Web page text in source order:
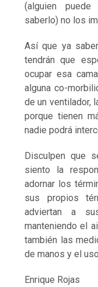
(alguien
saberlo) no los
Así que ya
tendrán que
ocupar esa
alguna co-
de un ventilador,
porque tienen
nadie podrá
Disculpen que
siento la
adornar los
sus propios
adviertan a
manteniendo el
también las
de manos y el
Enrique Rojas